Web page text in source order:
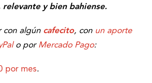
y bien bahiense.
con algún cafecito, con un aporte
o porMercado Pago:
por mes.